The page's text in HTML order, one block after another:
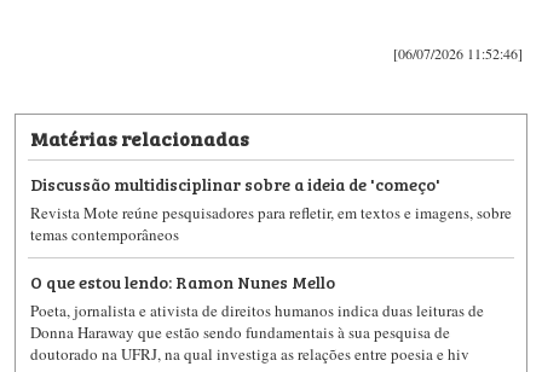
[06/07/2026 11:52:46]
Matérias relacionadas
Discussão multidisciplinar sobre a ideia de 'começo'
Revista Mote reúne pesquisadores para refletir, em textos e imagens, sobre
temas contemporâneos
O que estou lendo: Ramon Nunes Mello
Poeta, jornalista e ativista de direitos humanos indica duas leituras de
Donna Haraway que estão sendo fundamentais à sua pesquisa de
doutorado na UFRJ, na qual investiga as relações entre poesia e hiv